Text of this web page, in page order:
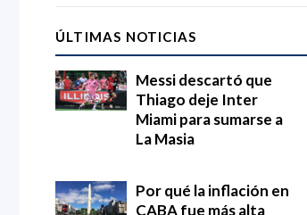
ÚLTIMAS NOTICIAS
Messi descartó que
Thiago deje Inter
Miami para sumarse a
La Masia
Por qué la inflación en
CABA fue más alta